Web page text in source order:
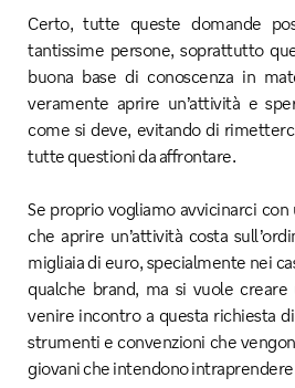
Certo, tutte queste domande
tantissime persone, soprattutto
buona base di conoscenza in
veramente aprire un’attività e
come si deve, evitando di
tutte questioni da affrontare.
Se proprio vogliamo avvicinarci
che aprire un’attività costa
migliaia di euro, specialmente nei
qualche brand, ma si vuole creare
venire incontro a questa richiesta
strumenti e convenzioni che
giovani che intendono